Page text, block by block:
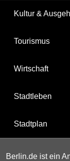
Kultur &
Tourismus
Wirtschaft
Stadtleben
Stadtplan
Berlin.de ist ein